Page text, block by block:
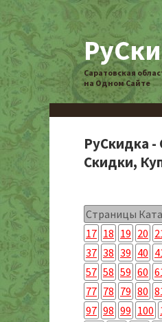
Саратовская
на Одном Сайте
РуСкидка -
Скидки,
Страницы
17 18 19 20
37 38 39 40
57 58 59 60
77 78 79 80
97 98 99 100